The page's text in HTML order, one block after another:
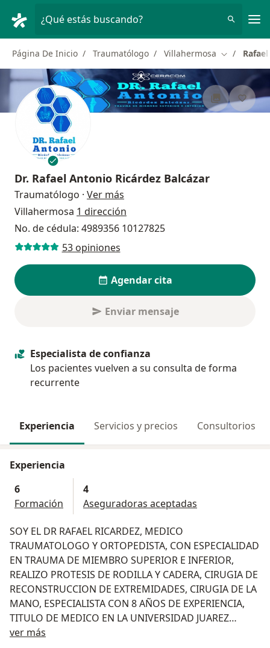
¿Qué estás buscando?
Página De Inicio Traumatólogo Villahermosa Cambiar
Dr. Rafael Antonio Ricárdez Balcázar
Traumatólogo · Ver más
Villahermosa 1 dirección
No. de cédula: 4989356 10127825
53 opiniones
Agendar cita
Enviar mensaje
Especialista de confianza
Los pacientes vuelven a su consulta de forma
recurrente
Experiencia Servicios y precios Consultorios
Experiencia
6
Formación
4
Aseguradoras aceptadas
SOY EL DR RAFAEL RICARDEZ, MEDICO
TRAUMATOLOGO Y ORTOPEDISTA, CON ESPECIALIDAD
EN TRAUMA DE MIEMBRO SUPERIOR E INFERIOR,
REALIZO PROTESIS DE RODILLA Y CADERA, CIRUGIA DE
RECONSTRUCCION DE EXTREMIDADES, CIRUGIA DE LA
MANO, ESPECIALISTA CON 8 AÑOS DE EXPERIENCIA,
TITULO DE MEDICO EN LA UNIVERSIDAD JUAREZ
AUTONOMA DE TABASCO, POSTGRADUADO EN EL
ver más